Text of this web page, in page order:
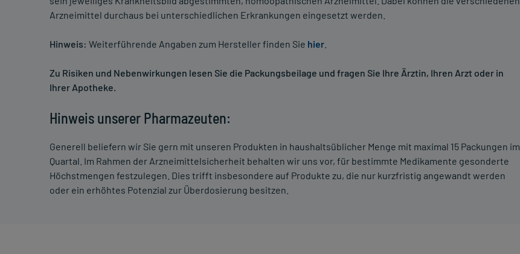
Arzneimittel durchaus bei unterschiedlichen Erkrankungen eingesetzt werden.
Hinweis: Weiterführende Angaben zum Hersteller finden Sie hier
Zu Risiken und Nebenwirkungen lesen Sie die Packungsbeilage und fragen Sie Ihre Ärztin, Ihren Arzt oder in
Ihrer Apotheke.
Hinweis unserer Pharmazeuten:
Generell beliefern wir Sie gern mit unseren Produkten in haushaltsüblicher Menge mit maximal 15 Packungen im
Quartal. Im Rahmen der Arzneimittelsicherheit behalten wir uns vor, für bestimmte Medikamente gesonderte
Höchstmengen festzulegen. Dies trifft insbesondere auf Produkte zu, die nur kurzfristig angewandt werden
oder ein erhöhtes Potenzial zur Überdosierung besitzen.